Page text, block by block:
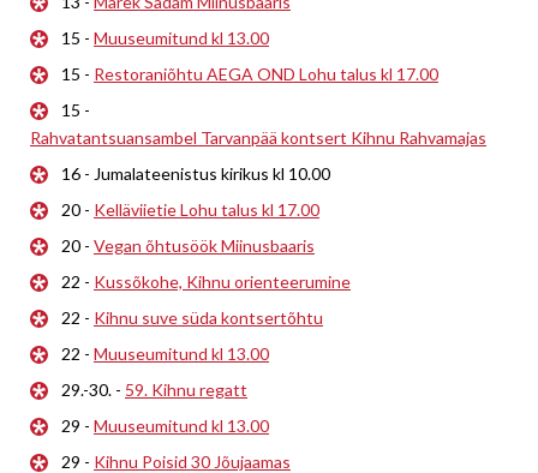
15 - Muuseumitund kl 13.00
15 - Restoraniõhtu AEGA OND Lohu talus kl 17.00
15 -
Rahvatantsuansambel Tarvanpää kontsert Kihnu Rahvamajas
16 - Jumalateenistus kirikus kl 10.00
20 - Kelläviietie Lohu talus kl 17.00
20 - Vegan õhtusöök Miinusbaaris
22 - Kussõkohe, Kihnu orienteerumine
22 - Kihnu suve süda kontsertõhtu
22 - Muuseumitund kl 13.00
29.-30. - 59. Kihnu regatt
29 - Muuseumitund kl 13.00
29 - Kihnu Poisid 30 Jõujaamas